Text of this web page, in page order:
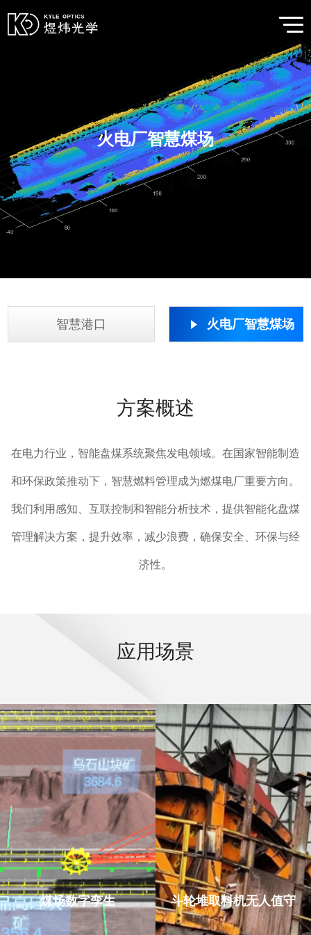
火电厂智慧煤场
智慧港口 火电厂智慧煤场
方案概述
在电力行业，智能盘煤系统聚焦发电领域。在国家智能制造
和环保政策推动下，智慧燃料管理成为燃煤电厂重要方向。
我们利用感知、互联控制和智能分析技术，提供智能化盘煤
管理解决方案，提升效率，减少浪费，确保安全、环保与经
济性。
应用场景
煤场数字孪生 斗轮堆取料机无人值守